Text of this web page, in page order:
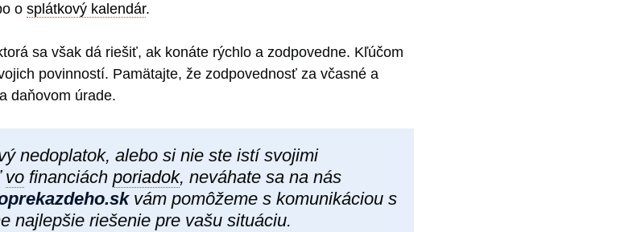
o splátkový kalendár.
sa však dá riešiť, ak konáte rýchlo a zodpovedne. Kľúčom
povinností. Pamätajte, že zodpovednosť za včasné a
daňovom úrade.
nedoplatok, alebo si nie ste istí svojimi
vo financiách poriadok, neváhate sa na nás
vám pomôžeme s komunikáciou s
najlepšie riešenie pre vašu situáciu.